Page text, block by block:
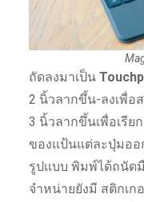
ถัดลงมาเป็น
2 นิ้วลากขึ้น-ลงเพื่อ
3 นิ้วลากขึ้นเพื่อเรีย
ของแป้นแต่ละปุ่มออ
รูปแบบ พิมพ์ได้ถนัด
จำหน่ายยังมี สติกเ